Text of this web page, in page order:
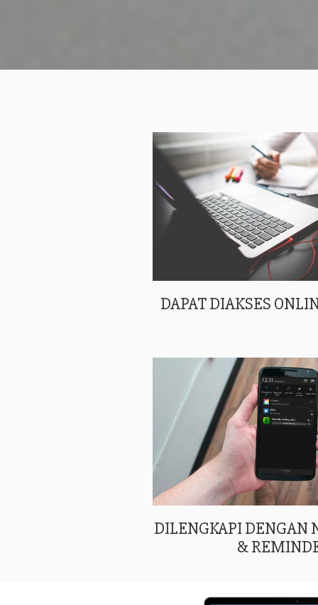
DAPAT DIAKSES
DILENGKAPI DENGAN
&